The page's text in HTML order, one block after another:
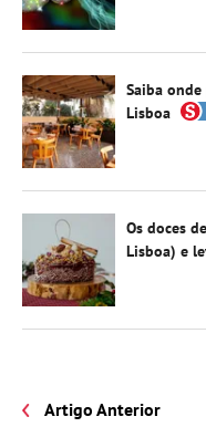
Saiba
Lisboa
Os doces
Lisboa) e
Artigo Anterior